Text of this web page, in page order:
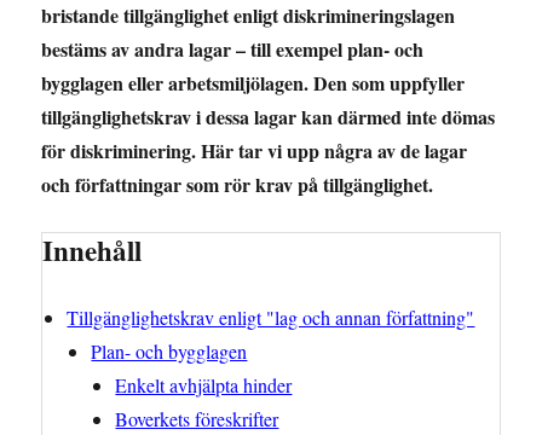
bristande tillgänglighet enligt diskrimineringslagen
bestäms av andra lagar – till exempel plan- och
bygglagen eller arbetsmiljölagen. Den som uppfyller
tillgänglighetskrav i dessa lagar kan därmed inte dömas
för diskriminering. Här tar vi upp några av de lagar
och författningar som rör krav på tillgänglighet.
Innehåll
Tillgänglighetskrav enligt "lag och annan författning"
Plan- och bygglagen
Enkelt avhjälpta hinder
Boverkets föreskrifter